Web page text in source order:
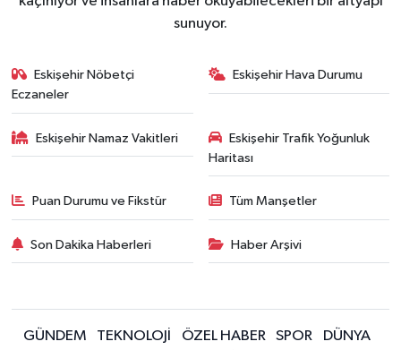
sunuyor.
Eskişehir Nöbetçi
Eczaneler
Eskişehir Hava Durumu
Eskişehir Namaz Vakitleri
Eskişehir Trafik Yoğunluk
Haritası
Puan Durumu ve Fikstür Tüm Manşetler
Son Dakika Haberleri Haber Arşivi
GÜNDEM TEKNOLOJİ ÖZEL HABER SPOR
DÜNYA